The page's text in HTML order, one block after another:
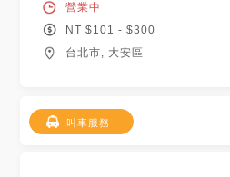
營業中
NT $101 - $300
台北市, 大安區
叫車服務